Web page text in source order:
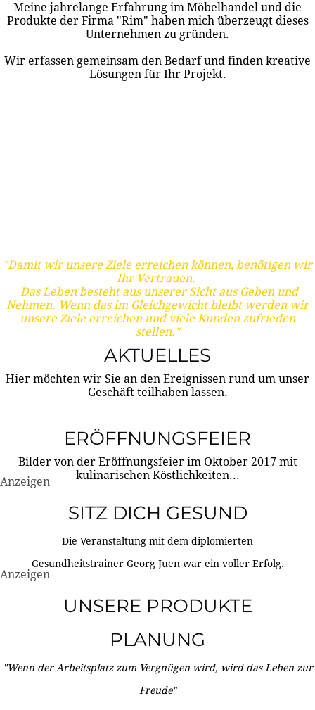
Meine jahrelange Erfahrung im Möbelhandel und die
Produkte der Firma "Rim" haben mich überzeugt dieses
Unternehmen zu gründen.
Wir erfassen gemeinsam den Bedarf und finden kreative
Lösungen für Ihr Projekt.
"Damit wir unsere Ziele erreichen können, benötigen wir
Ihr Vertrauen.
Das Leben besteht aus unserer Sicht aus Geben und
Nehmen. Wenn das im Gleichgewicht bleibt werden wir
unsere Ziele erreichen und viele Kunden zufrieden
stellen."
AKTUELLES
Hier möchten wir Sie an den Ereignissen rund um unser
Geschäft teilhaben lassen.
ERÖFFNUNGSFEIER
Bilder von der Eröffnungsfeier im Oktober 2017 mit
kulinarischen Köstlichkeiten...
Anzeigen
SITZ DICH GESUND
Die Veranstaltung mit dem diplomierten
Gesundheitstrainer Georg Juen war ein voller Erfolg.
Anzeigen
UNSERE PRODUKTE
PLANUNG
"Wenn der Arbeitsplatz zum Vergnügen wird, wird das Leben zur
Freude"